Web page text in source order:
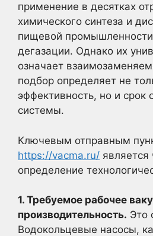
применение в десятках
химического синтеза и
пищевой
дегазации. Однако их
означает
подбор определяет не
эффективность, но и срок
системы.
Ключевым отправным
https://vacma.ru/ является
определение
1. Требуемое рабочее
производительность. Это
Водокольцевые насосы,